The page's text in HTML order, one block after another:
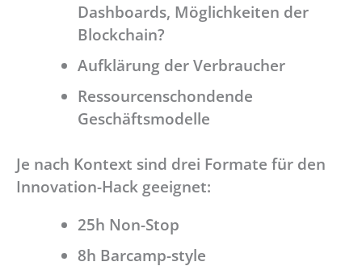
Dashboards, Möglichkeiten der
Blockchain?
Aufklärung der Verbraucher
Ressourcenschondende
Geschäftsmodelle
Je nach Kontext sind drei Formate für den
Innovation-Hack geeignet:
25h Non-Stop
8h Barcamp-style